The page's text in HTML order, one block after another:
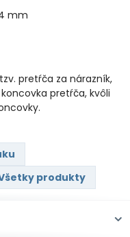
mm
pretŕča za nárazník,
pretŕča, kvôli
produkty